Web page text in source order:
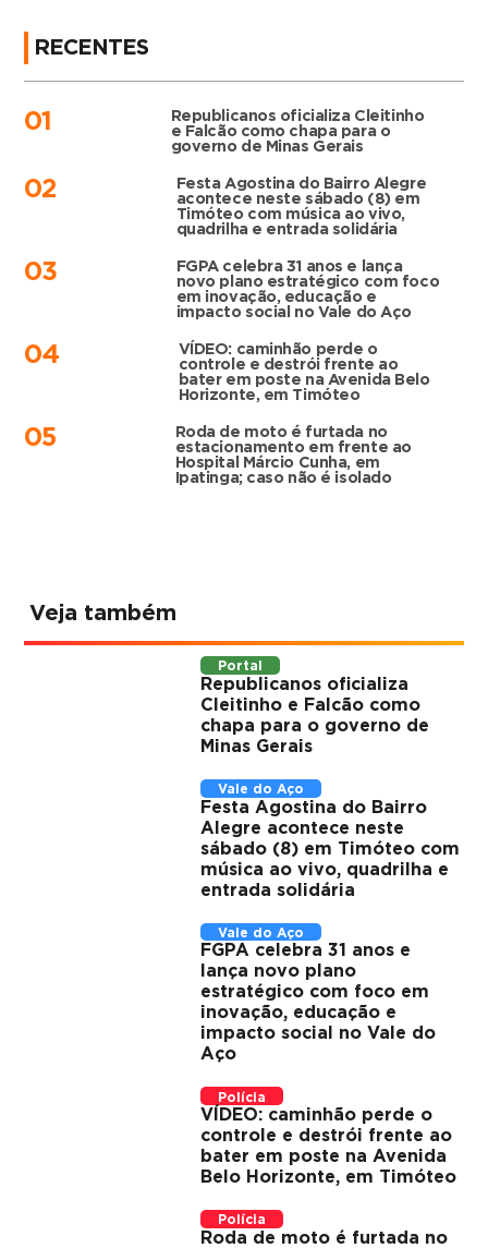
RECENTES
01
Republicanos oficializa Cleitinho
e Falcão como chapa para o
governo de Minas Gerais
02
Festa Agostina do Bairro Alegre
acontece neste sábado (8) em
Timóteo com música ao vivo,
quadrilha e entrada solidária
03
FGPA celebra 31 anos e lança
novo plano estratégico com foco
em inovação, educação e
impacto social no Vale do Aço
04
VÍDEO: caminhão perde o
controle e destrói frente ao
bater em poste na Avenida Belo
Horizonte, em Timóteo
05
Roda de moto é furtada no
estacionamento em frente ao
Hospital Márcio Cunha, em
Ipatinga; caso não é isolado
Veja também
Portal
Republicanos oficializa
Cleitinho e Falcão como
chapa para o governo de
Minas Gerais
Vale do Aço
Festa Agostina do Bairro
Alegre acontece neste
sábado (8) em Timóteo com
música ao vivo, quadrilha e
entrada solidária
Vale do Aço
FGPA celebra 31 anos e
lança novo plano
estratégico com foco em
inovação, educação e
impacto social no Vale do
Aço
Polícia
VÍDEO: caminhão perde o
controle e destrói frente ao
bater em poste na Avenida
Belo Horizonte, em Timóteo
Polícia
Roda de moto é furtada no